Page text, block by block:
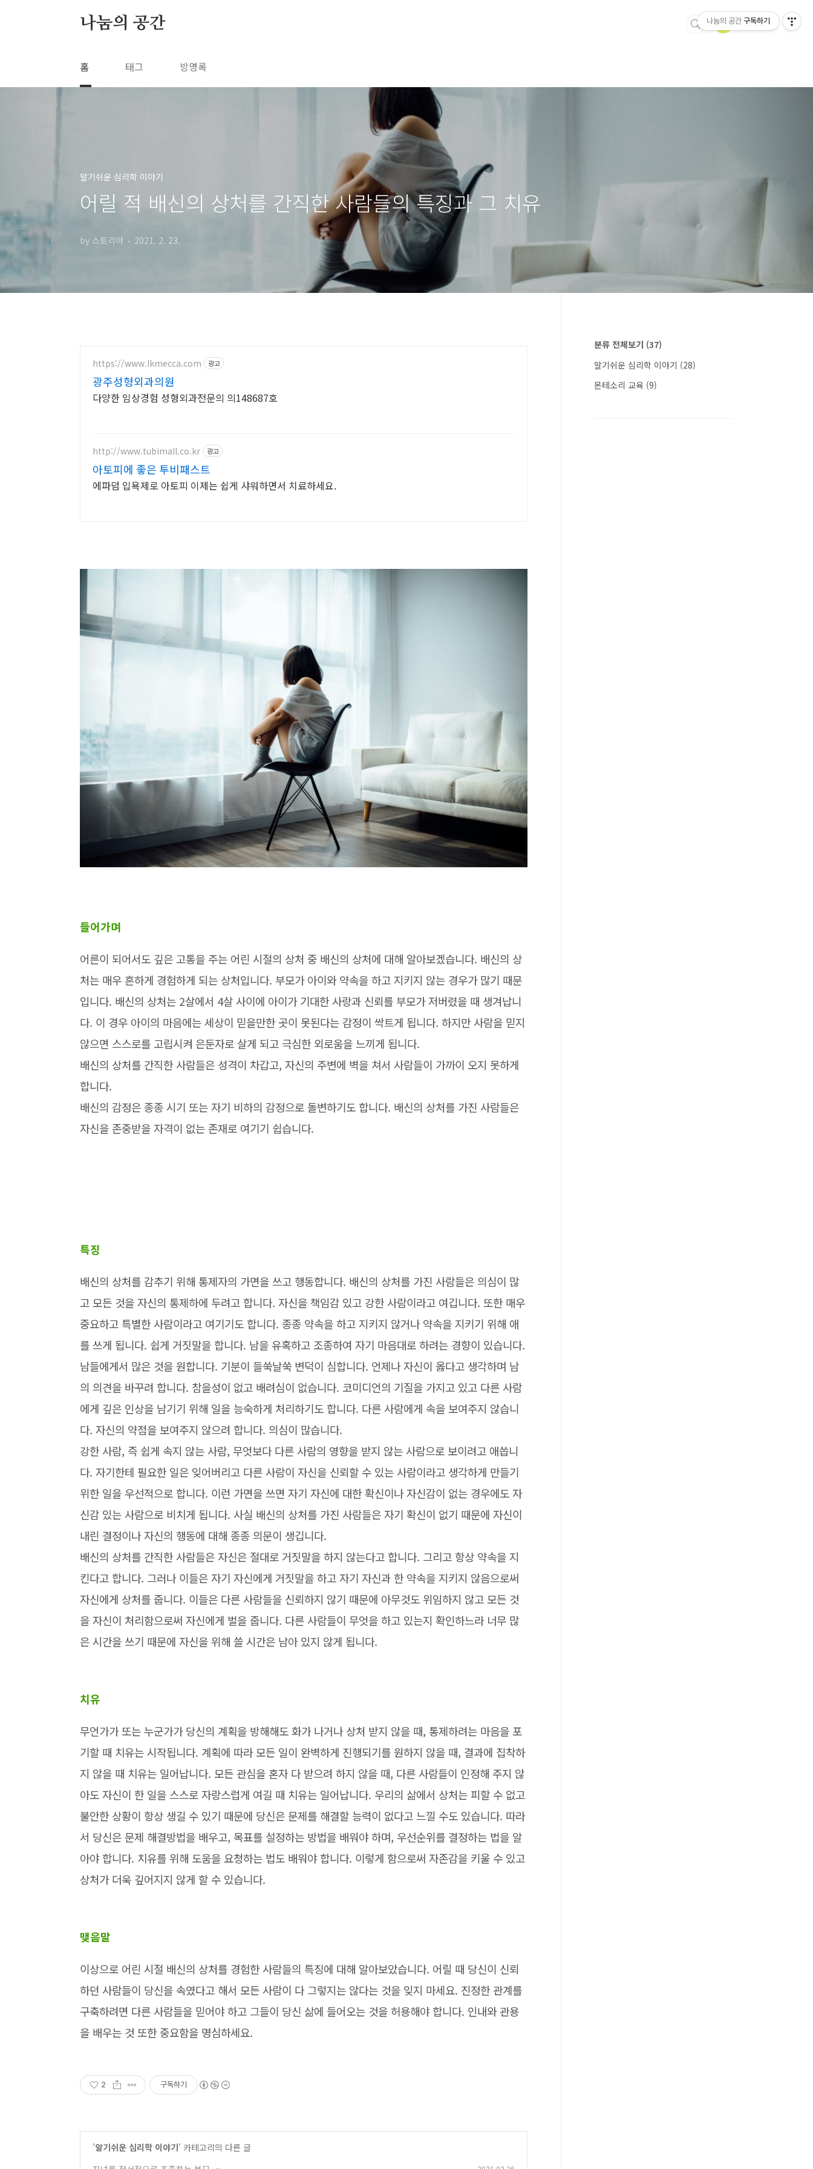
나눔의 공간
홈 태그 방명록
알기쉬운 심리학 이야기
어릴 적 배신의 상처를 간직한 사람들의 특징과 그 치유
by 스토리아 2021. 2. 23.
https://www.lkmecca.com 광고
광주성형외과의원
다양한 임상경험 성형외과전문의 의148687호
http://www.tubimall.co.kr 광고
아토피에 좋은 투비패스트
에파덤 입욕제로 아토피 이제는 쉽게 샤워하면서 치료하세요.
들어가며
어른이 되어서도 깊은 고통을 주는 어린 시절의 상처 중 배신의 상처에 대해 알아보겠습니다. 배신의 상
처는 매우 흔하게 경험하게 되는 상처입니다. 부모가 아이와 약속을 하고 지키지 않는 경우가 많기 때문
입니다. 배신의 상처는 2살에서 4살 사이에 아이가 기대한 사랑과 신뢰를 부모가 저버렸을 때 생겨납니
다. 이 경우 아이의 마음에는 세상이 믿을만한 곳이 못된다는 감정이 싹트게 됩니다. 하지만 사람을 믿지
않으면 스스로를 고립시켜 은둔자로 살게 되고 극심한 외로움을 느끼게 됩니다.
배신의 상처를 간직한 사람들은 성격이 차갑고, 자신의 주변에 벽을 쳐서 사람들이 가까이 오지 못하게
합니다.
배신의 감정은 종종 시기 또는 자기 비하의 감정으로 돌변하기도 합니다. 배신의 상처를 가진 사람들은
자신을 존중받을 자격이 없는 존재로 여기기 쉽습니다.
특징
배신의 상처를 감추기 위해 통제자의 가면을 쓰고 행동합니다. 배신의 상처를 가진 사람들은 의심이 많
고 모든 것을 자신의 통제하에 두려고 합니다. 자신을 책임감 있고 강한 사람이라고 여깁니다. 또한 매우
중요하고 특별한 사람이라고 여기기도 합니다. 종종 약속을 하고 지키지 않거나 약속을 지키기 위해 애
를 쓰게 됩니다. 쉽게 거짓말을 합니다. 남을 유혹하고 조종하여 자기 마음대로 하려는 경향이 있습니다.
남들에게서 많은 것을 원합니다. 기분이 들쑥날쑥 변덕이 심합니다. 언제나 자신이 옳다고 생각하며 남
의 의견을 바꾸려 합니다. 참을성이 없고 배려심이 없습니다. 코미디언의 기질을 가지고 있고 다른 사람
에게 깊은 인상을 남기기 위해 일을 능숙하게 처리하기도 합니다. 다른 사람에게 속을 보여주지 않습니
다. 자신의 약점을 보여주지 않으려 합니다. 의심이 많습니다.
강한 사람, 즉 쉽게 속지 않는 사람, 무엇보다 다른 사람의 영향을 받지 않는 사람으로 보이려고 애씁니
다. 자기한테 필요한 일은 잊어버리고 다른 사람이 자신을 신뢰할 수 있는 사람이라고 생각하게 만들기
위한 일을 우선적으로 합니다. 이런 가면을 쓰면 자기 자신에 대한 확신이나 자신감이 없는 경우에도 자
신감 있는 사람으로 비치게 됩니다. 사실 배신의 상처를 가진 사람들은 자기 확신이 없기 때문에 자신이
내린 결정이나 자신의 행동에 대해 종종 의문이 생깁니다.
배신의 상처를 간직한 사람들은 자신은 절대로 거짓말을 하지 않는다고 합니다. 그리고 항상 약속을 지
킨다고 합니다. 그러나 이들은 자기 자신에게 거짓말을 하고 자기 자신과 한 약속을 지키지 않음으로써
자신에게 상처를 줍니다. 이들은 다른 사람들을 신뢰하지 않기 때문에 아무것도 위임하지 않고 모든 것
을 자신이 처리함으로써 자신에게 벌을 줍니다. 다른 사람들이 무엇을 하고 있는지 확인하느라 너무 많
은 시간을 쓰기 때문에 자신을 위해 쓸 시간은 남아 있지 않게 됩니다.
치유
무언가가 또는 누군가가 당신의 계획을 방해해도 화가 나거나 상처 받지 않을 때, 통제하려는 마음을 포
기할 때 치유는 시작됩니다. 계획에 따라 모든 일이 완벽하게 진행되기를 원하지 않을 때, 결과에 집착하
지 않을 때 치유는 일어납니다. 모든 관심을 혼자 다 받으려 하지 않을 때, 다른 사람들이 인정해 주지 않
아도 자신이 한 일을 스스로 자랑스럽게 여길 때 치유는 일어납니다. 우리의 삶에서 상처는 피할 수 없고
불안한 상황이 항상 생길 수 있기 때문에 당신은 문제를 해결할 능력이 없다고 느낄 수도 있습니다. 따라
서 당신은 문제 해결방법을 배우고, 목표를 설정하는 방법을 배워야 하며, 우선순위를 결정하는 법을 알
아야 합니다. 치유를 위해 도움을 요청하는 법도 배워야 합니다. 이렇게 함으로써 자존감을 키울 수 있고
상처가 더욱 깊어지지 않게 할 수 있습니다.
맺음말
이상으로 어린 시절 배신의 상처를 경험한 사람들의 특징에 대해 알아보았습니다. 어릴 때 당신이 신뢰
하던 사람들이 당신을 속였다고 해서 모든 사람이 다 그렇지는 않다는 것을 잊지 마세요. 진정한 관계를
구축하려면 다른 사람들을 믿어야 하고 그들이 당신 삶에 들어오는 것을 허용해야 합니다. 인내와 관용
을 배우는 것 또한 중요함을 명심하세요.
2 구독하기
'알기쉬운 심리학 이야기' 카테고리의 다른 글
분류 전체보기 (37)
알기쉬운 심리학 이야기 (28)
몬테소리 교육 (9)
나눔의 공간 구독하기